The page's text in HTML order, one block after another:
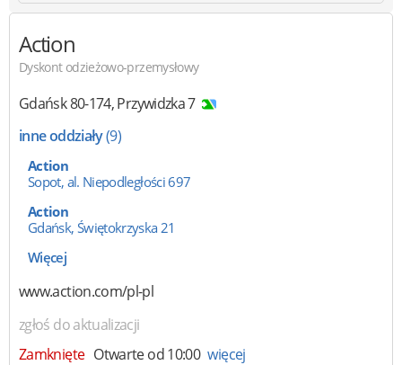
Action
Dyskont odzieżowo-przemysłowy
Gdańsk80-174,Przywidzka 7
inne oddziały(9)
Action
Sopot, al. Niepodległości 697
Action
Gdańsk, Świętokrzyska 21
Więcej
www.action.com/pl-pl
zgłoś do aktualizacji
Zamknięte Otwarte od 10:00 więcej